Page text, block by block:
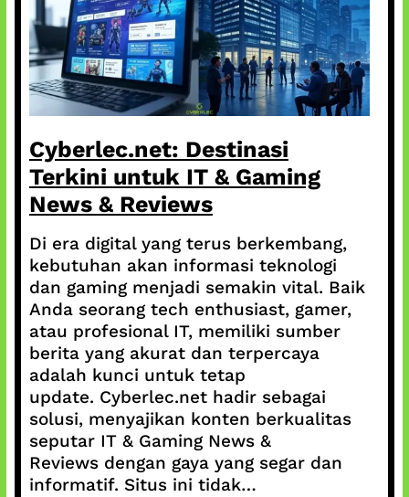
Cyberlec.net: Destinasi
Terkini untuk IT & Gaming
News & Reviews
Di era digital yang terus berkembang,
kebutuhan akan informasi teknologi
dan gaming menjadi semakin vital. Baik
Anda seorang tech enthusiast, gamer,
atau profesional IT, memiliki sumber
berita yang akurat dan terpercaya
adalah kunci untuk tetap
update. Cyberlec.net hadir sebagai
solusi, menyajikan konten berkualitas
seputar IT & Gaming News &
Reviews dengan gaya yang segar dan
informatif. Situs ini tidak…